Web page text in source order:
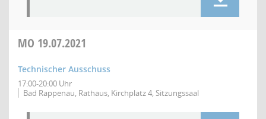
MO 19.07.2021
Technischer Ausschuss
17:00-20:00 Uhr
Bad Rappenau, Rathaus, Kirchplatz 4, Sitzungssaal